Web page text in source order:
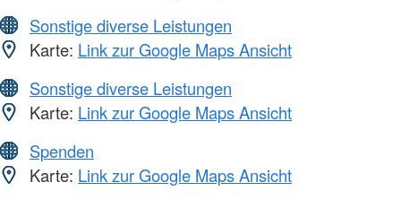
Sonstige diverse Leistungen
Karte: Link zur Google Maps Ansicht
Sonstige diverse Leistungen
Karte: Link zur Google Maps Ansicht
Spenden
Karte: Link zur Google Maps Ansicht